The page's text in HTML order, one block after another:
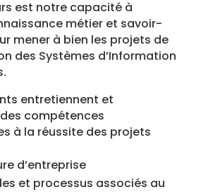
est notre capacité à
métier et savoir-
mener à bien les projets de
des Systèmes d’Information
entretiennent et
compétences
à la réussite des projets
d’entreprise
et processus associés au